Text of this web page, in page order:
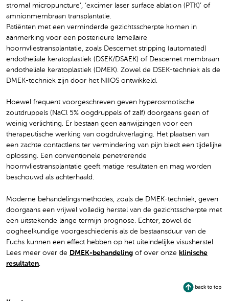
stromal micropuncture’, ‘excimer laser surface ablation (PTK)’ of
amnionmembraan transplantatie.
Patiënten met een verminderde gezichtsscherpte komen in
aanmerking voor een posterieure lamellaire
hoornvliestransplantatie, zoals Descemet stripping (automated)
endotheliale keratoplastiek (DSEK/DSAEK) of Descemet membraan
endotheliale keratoplastiek (DMEK). Zowel de DSEK-techniek als de
DMEK-techniek zijn door het NIIOS ontwikkeld.
Hoewel frequent voorgeschreven geven hyperosmotische
zoutdruppels (NaCl 5% oogdruppels of zalf) doorgaans geen of
weinig verlichting. Er bestaan geen aanwijzingen voor een
therapeutische werking van oogdrukverlaging. Het plaatsen van
een zachte contactlens ter vermindering van pijn biedt een tijdelijke
oplossing. Een conventionele penetrerende
hoornvliestransplantatie geeft matige resultaten en mag worden
beschouwd als achterhaald.
Moderne behandelingsmethodes, zoals de DMEK-techniek, geven
doorgaans een vrijwel volledig herstel van de gezichtsscherpte met
een uitstekende lange termijn prognose. Echter, zowel de
oogheelkundige voorgeschiedenis als de bestaansduur van de
Fuchs kunnen een effect hebben op het uiteindelijke visusherstel.
Lees meer over de DMEK-behandeling of over onze klinische
resultaten.